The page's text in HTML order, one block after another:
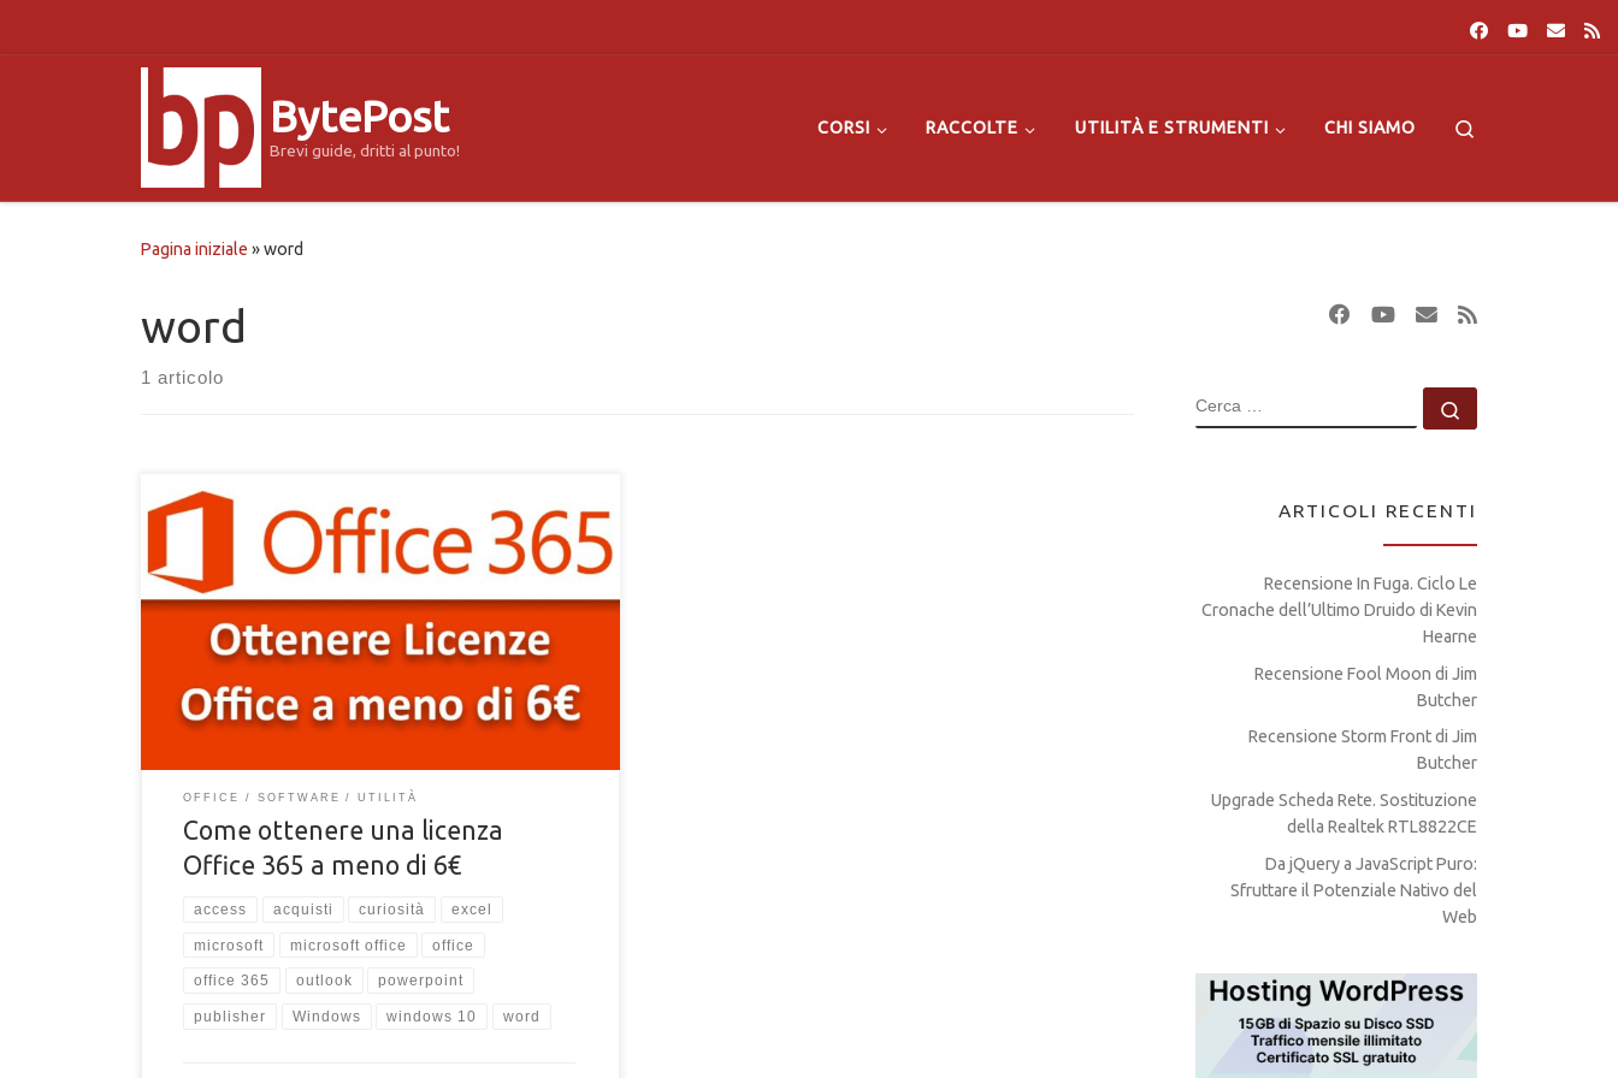
BytePost
Brevi guide, dritti al punto!
CORSI RACCOLTE UTILITÀ E STRUMENTI CHI SIAMO
Pagina iniziale »word
word
1 articolo
Scopri come poter ottenere una licenza ufficiale a vita di
Microsoft Office 365, totalmente legale e licenza digitale
ufficiale, a 6€ o molto meno!
OFFICE SOFTWARE UTILITÀ
Come ottenere una licenza
Office 365 a meno di 6€
access acquisti curiosità excel
microsoft microsoft office office
office 365 outlook powerpoint
publisher Windows windows 10 word
CERCA
ARTICOLI RECENTI
Recensione In Fuga. Ciclo Le
Cronache dell’Ultimo Druido di Kevin
Hearne
Recensione Fool Moon di Jim
Butcher
Recensione Storm Front di Jim
Butcher
Upgrade Scheda Rete. Sostituzione
della Realtek RTL8822CE
Da jQuery a JavaScript Puro:
Sfruttare il Potenziale Nativo del
Web